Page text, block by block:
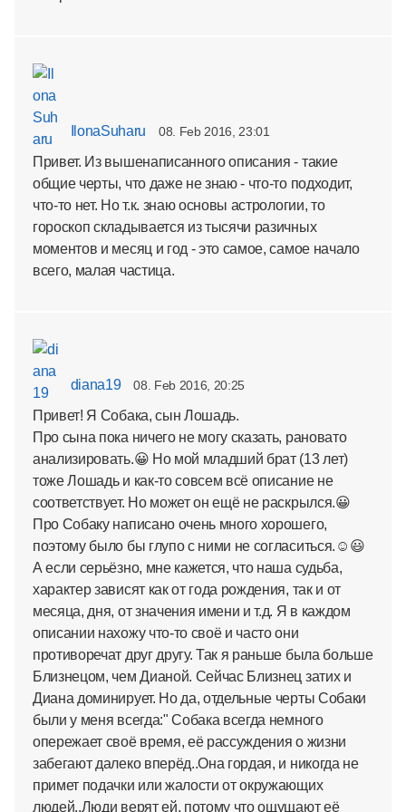
IlonaSuharu 08. Feb 2016, 23:01
Привет. Из вышенаписанного описания - такие
общие черты, что даже не знаю - что-то подходит,
что-то нет. Но т.к. знаю основы астрологии, то
гороскоп складывается из тысячи разичных
моментов и месяц и год - это самое, самое начало
всего, малая частица.
diana19 08. Feb 2016, 20:25
Привет! Я Собака, сын Лошадь.
Про сына пока ничего не могу сказать, рановато
анализировать.😀 Но мой младший брат (13 лет)
тоже Лошадь и как-то совсем всё описание не
соответствует. Но может он ещё не раскрылся.😀
Про Собаку написано очень много хорошего,
поэтому было бы глупо с ними не согласиться.☺😃
А если серьёзно, мне кажется, что наша судьба,
характер зависят как от года рождения, так и от
месяца, дня, от значения имени и т.д. Я в каждом
описании нахожу что-то своё и часто они
противоречат друг другу. Так я раньше была больше
Близнецом, чем Дианой. Сейчас Близнец затих и
Диана доминирует. Но да, отдельные черты Собаки
были у меня всегда:" Собака всегда немного
опережает своё время, её рассуждения о жизни
забегают далеко вперёд..Она гордая, и никогда не
примет подачки или жалости от окружающих
людей..Люди верят ей, потому что ощущают её